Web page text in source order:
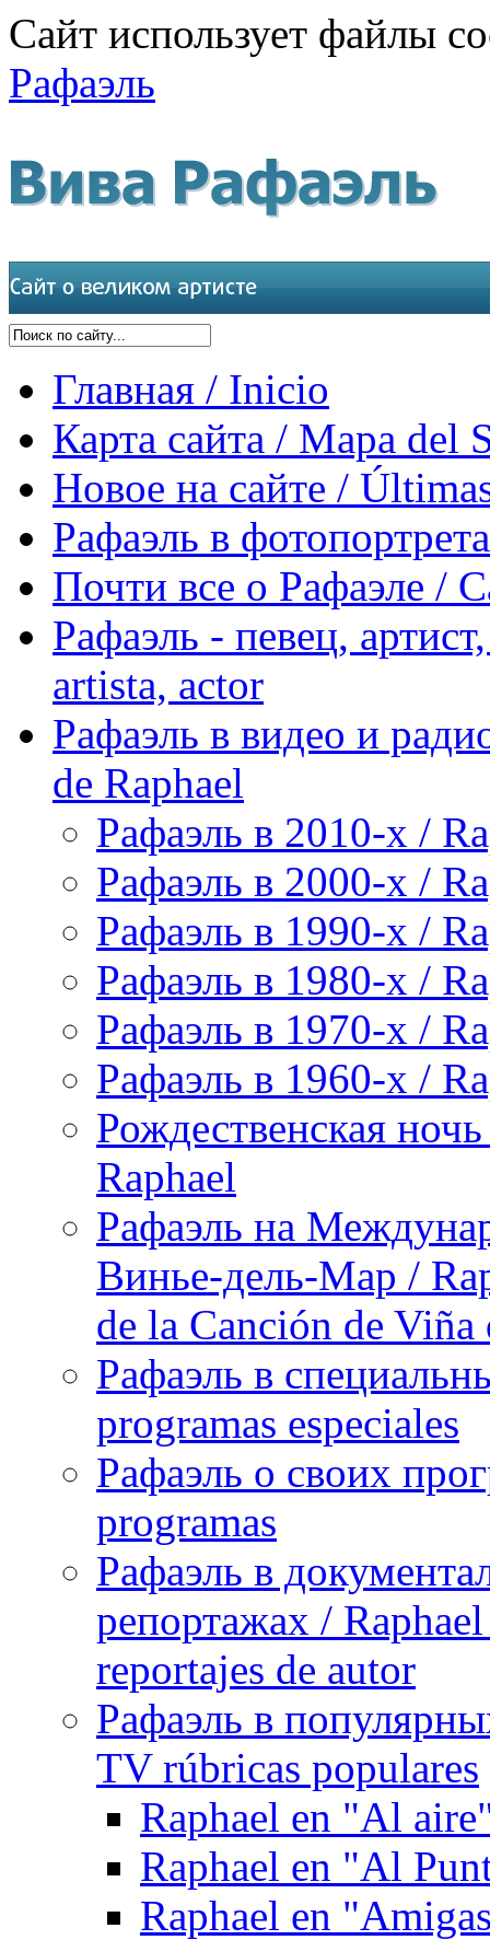
Сайт использует файлы
Рафаэль
Главная / Inicio
Карта сайта / Mapa del
Новое на сайте /
Рафаэль в
Почти все о Рафаэле /
Рафаэль - певец,
artista, actor
Рафаэль в видео и
de Raphael
Рафаэль в 2010-х /
Рафаэль в 2000-х /
Рафаэль в 1990-х /
Рафаэль в 1980-х /
Рафаэль в 1970-х /
Рафаэль в 1960-х /
Рождественская
Raphael
Рафаэль на
Винье-дель-Мар /
de la Canción de
Рафаэль в
programas especiales
Рафаэль о своих
programas
Рафаэль в
репортажах /
reportajes de autor
Рафаэль в
TV rúbricas populares
Raphael en "Al
Raphael en "Al
Raphael en